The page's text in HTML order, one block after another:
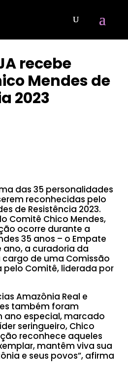
recebe
Mendes de
2023
das 35 personalidades
reconhecidas pelo
de Resistência 2023.
Comitê Chico Mendes,
ocorre durante a
35 anos – o Empate
ano, a curadoria da
de uma Comissão
Comitê, liderada por
Amazônia Real e
também foram
ano especial, marcado
seringueiro, Chico
reconhece aqueles
mantêm viva sua
e seus povos”, afirma